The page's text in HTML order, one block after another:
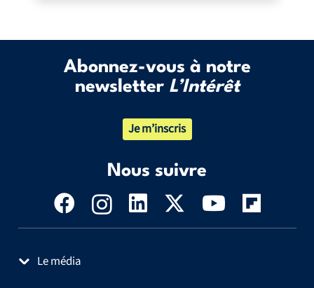
Abonnez-vous à notre
newsletter L’Intérêt
Je m’inscris
Nous suivre
Le média